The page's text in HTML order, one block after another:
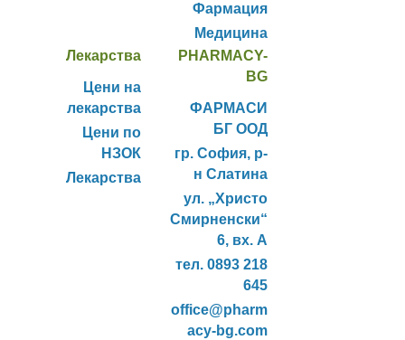
Фармация
Медицина
Лекарства
Цени на
лекарства
Цени по
НЗОК
Лекарства
PHARMACY-
BG
ФАРМАСИ
БГ ООД
гр. София, р-
н Слатина
ул. „Христо
Смирненски“
6, вх. А
тел. 0893 218
645
office@pharm
acy-bg.com